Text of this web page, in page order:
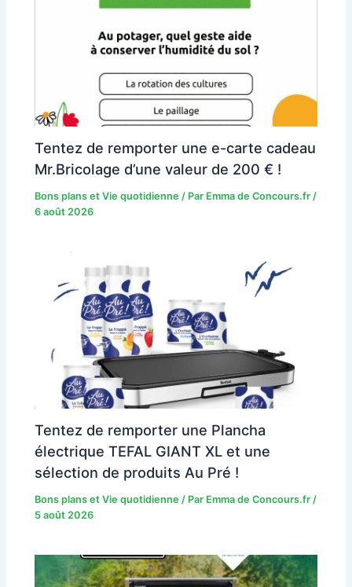
Tentez de remporter une e-carte cadeau
Mr.Bricolage d’une valeur de 200 € !
Bons plans et Vie quotidienne / Par Emma de Concours.fr/
6 août 2026
Tentez de remporter une Plancha
électrique TEFAL GIANT XL et une
sélection de produits Au Pré !
Bons plans et Vie quotidienne / Par Emma de Concours.fr/
5 août 2026